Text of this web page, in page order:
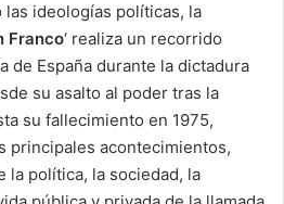
ideologías políticas, la
Franco‘ realiza un recorrido
de España durante la dictadura
su asalto al poder tras la
su fallecimiento en 1975,
principales acontecimientos,
la política, la sociedad, la